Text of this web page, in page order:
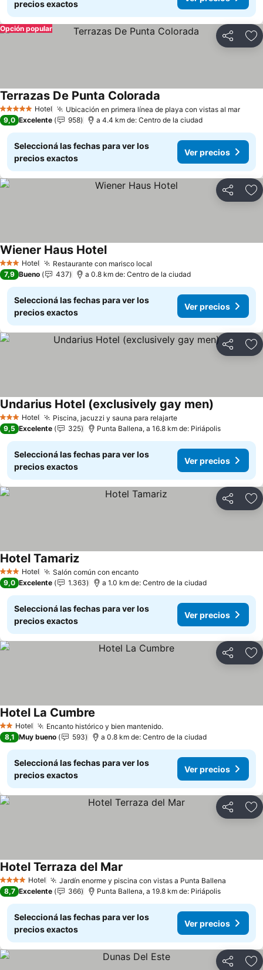
precios exactos
Compartir
Opción popular
5 Estrellas Hotel Ubicación en primera línea de playa con vistas al mar
Terrazas De Punta Colorada
9,0 Excelente 958 a 4.4 km de: Centro de la ciudad
Seleccioná las fechas para ver los
precios exactos
Ver precios
Compartir
3 Estrellas
Hotel Restaurante con marisco local
Wiener Haus Hotel
7,9 Bueno 437 a 0.8 km de: Centro de la ciudad
Seleccioná las fechas para ver los
precios exactos
Ver precios
Compartir
3 Estrellas
Hotel Piscina, jacuzzi y sauna para relajarte
Undarius Hotel (exclusively gay men)
9,5 Excelente 325 Punta Ballena, a 16.8 km de: Piriápolis
Seleccioná las fechas para ver los
precios exactos
Ver precios
Compartir
3 Estrellas
Hotel Salón común con encanto
Hotel Tamariz
9,0 Excelente 1.363 a 1.0 km de: Centro de la ciudad
Seleccioná las fechas para ver los
precios exactos
Ver precios
Compartir
2 Estrellas
Hotel Encanto histórico y bien mantenido.
Hotel La Cumbre
8,1 Muy bueno 593 a 0.8 km de: Centro de la ciudad
Seleccioná las fechas para ver los
precios exactos
Ver precios
Compartir
4 EstrellasHotel Jardín enorme y piscina con vistas a Punta Ballena
Hotel Terraza del Mar
8,7 Excelente 366 Punta Ballena, a 19.8 km de: Piriápolis
Seleccioná las fechas para ver los
precios exactos
Ver precios
Compartir